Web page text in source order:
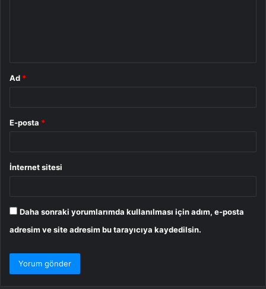
Ad *
E-posta *
İnternet sitesi
Daha sonraki yorumlarımda kullanılması için adım, e-posta
adresim ve site adresim bu tarayıcıya kaydedilsin.